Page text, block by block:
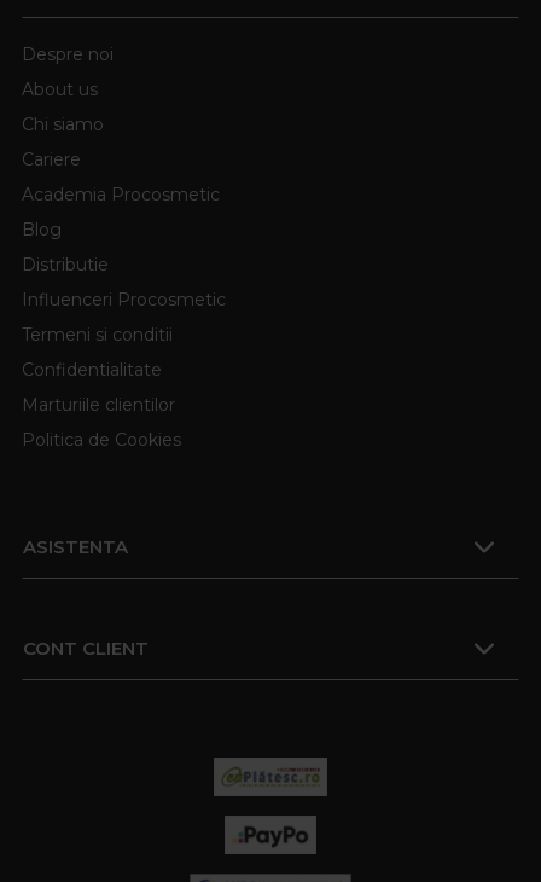
Despre noi
About us
Chi siamo
Cariere
Academia Procosmetic
Blog
Distributie
Influenceri Procosmetic
Termeni si conditii
Confidentialitate
Marturiile clientilor
Politica de Cookies
ASISTENTA
CONT CLIENT